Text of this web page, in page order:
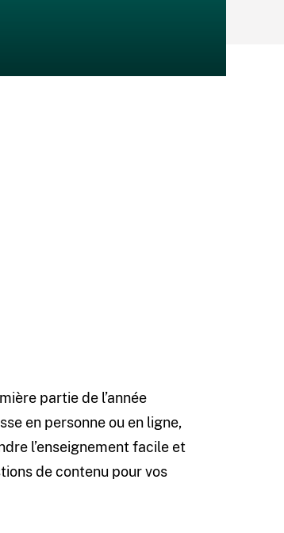
partie de l’année
en personne ou en ligne,
l’enseignement facile et
de contenu pour vos